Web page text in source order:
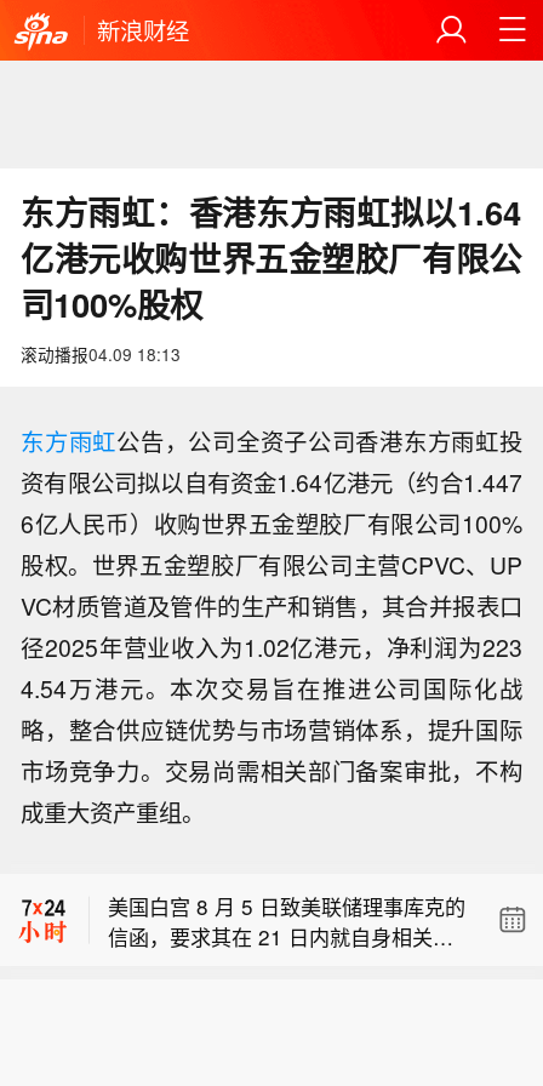
新浪财经
东方雨虹：香港东方雨虹拟以1.64
亿港元收购世界五金塑胶厂有限公
司100%股权
滚动播报04.09 18:13
东方雨虹公告，公司全资子公司香港东方雨虹投
资有限公司拟以自有资金1.64亿港元（约合1.447
6亿人民币）收购世界五金塑胶厂有限公司100%
股权。世界五金塑胶厂有限公司主营CPVC、UP
VC材质管道及管件的生产和销售，其合并报表口
径2025年营业收入为1.02亿港元，净利润为223
4.54万港元。本次交易旨在推进公司国际化战
略，整合供应链优势与市场营销体系，提升国际
市场竞争力。交易尚需相关部门备案审批，不构
成重大资产重组。
美国白宫 8 月 5 日致美联储理事库克的
信函，要求其在 21 日内就自身相关言